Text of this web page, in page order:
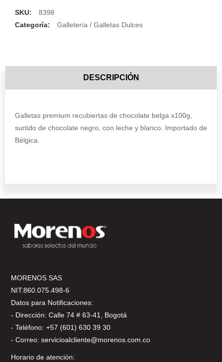
SKU:
8398
Categoría:
Galletería / Galletas Dulces
DESCRIPCIÓN
Galletas premium recubiertas de chocolate belga x100g,
surtido de chocolate negro, con leche y blanco. Importado de
Bélgica.
MORENOS SAS
NIT:860.075.498-6
Datos para Notificaciones:
- Dirección: Calle 74 # 63-41, Bogotá
- Teléfono: +57 (601) 630 39 30
- Correo: servicioalcliente@morenos.com.co
Horario de atención: